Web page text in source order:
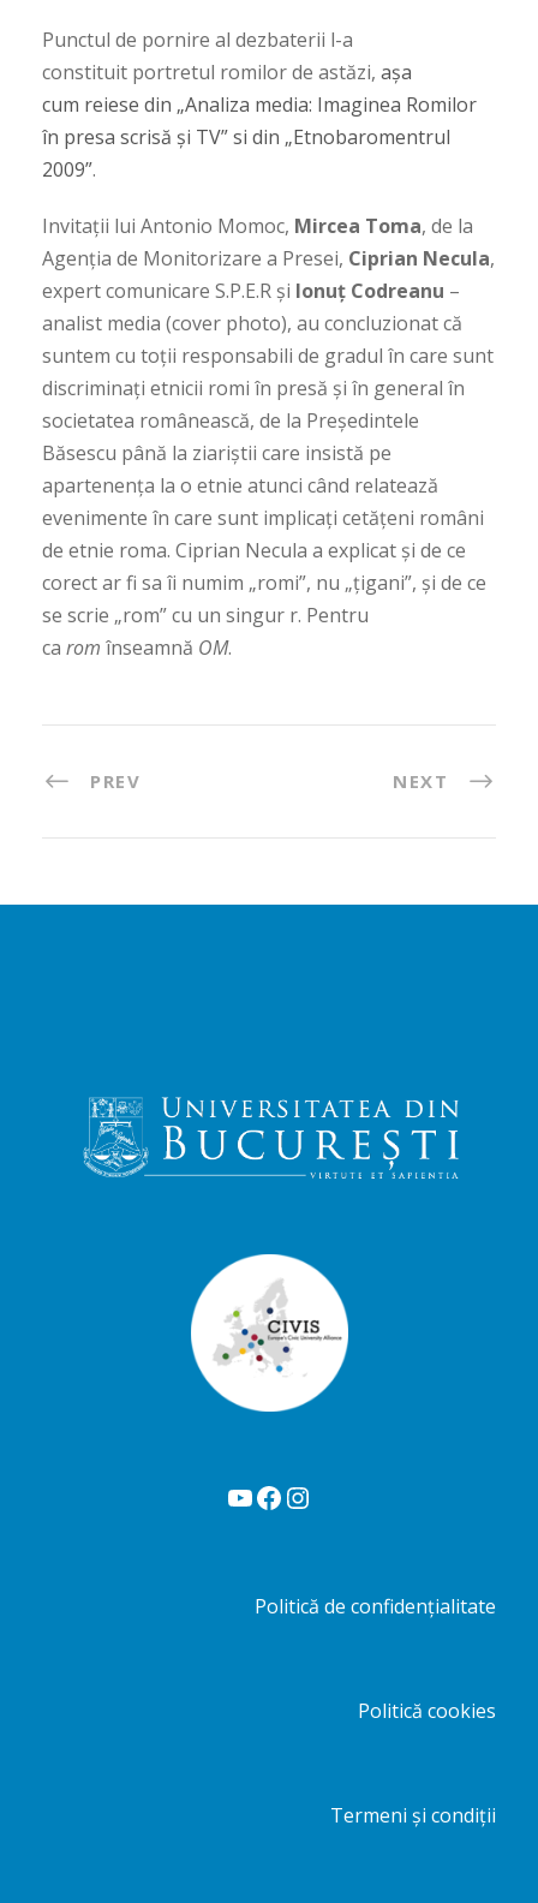
Punctul de pornire al dezbaterii l-a
constituit portretul romilor de astăzi, așa
cum reiese din „Analiza media: Imaginea Romilor
în presa scrisă și TV” si din „Etnobaromentrul
2009”.
Invitații lui Antonio Momoc, Mircea Toma, de la
Agenția de Monitorizare a Presei, Ciprian Necula,
expert comunicare S.P.E.R și Ionuț Codreanu –
analist media (cover photo), au concluzionat că
suntem cu toții responsabili de gradul în care sunt
discriminați etnicii romi în presă și în general în
societatea românească, de la Președintele
Băsescu până la ziariștii care insistă pe
apartenența la o etnie atunci când relatează
evenimente în care sunt implicați cetățeni români
de etnie roma. Ciprian Necula a explicat și de ce
corect ar fi sa îi numim „romi”, nu „țigani”, și de ce
se scrie „rom” cu un singur r. Pentru
ca rom înseamnă OM.
PREV NEXT
YouTube Facebook Instagram
Politică de confidențialitate
Politică cookies
Termeni și condiții